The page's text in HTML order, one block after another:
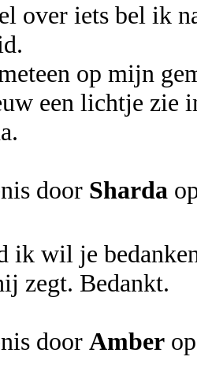
over iets bel ik
op mijn
een lichtje zie
door Sharda
ik wil je
zegt. Bedankt.
door Amber